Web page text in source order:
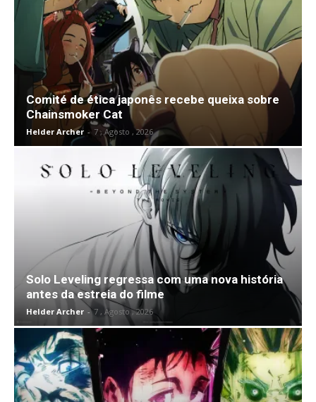
Comité de ética japonês recebe queixa sobre
Chainsmoker Cat
Helder Archer - 7 , Agosto , 2026
Solo Leveling regressa com uma nova história
antes da estreia do filme
Helder Archer - 7 , Agosto , 2026